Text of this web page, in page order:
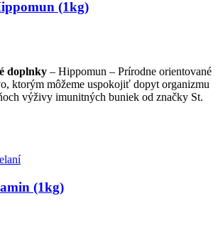
(1kg)
doplnky – Hippomun – Prírodne orientované
ktorým môžeme uspokojiť dopyt organizmu
výživy imunitných buniek od značky St.
(1kg)